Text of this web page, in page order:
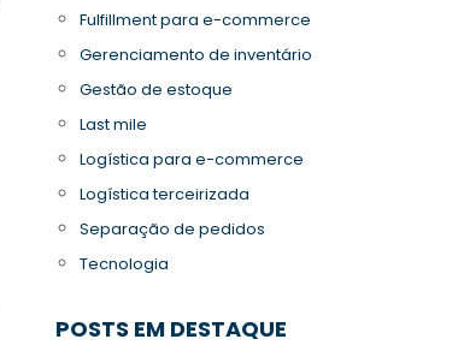
Fulfillment para e-commerce
Gerenciamento de inventário
Gestão de estoque
Last mile
Logística para e-commerce
Logística terceirizada
Separação de pedidos
Tecnologia
POSTS EM DESTAQUE